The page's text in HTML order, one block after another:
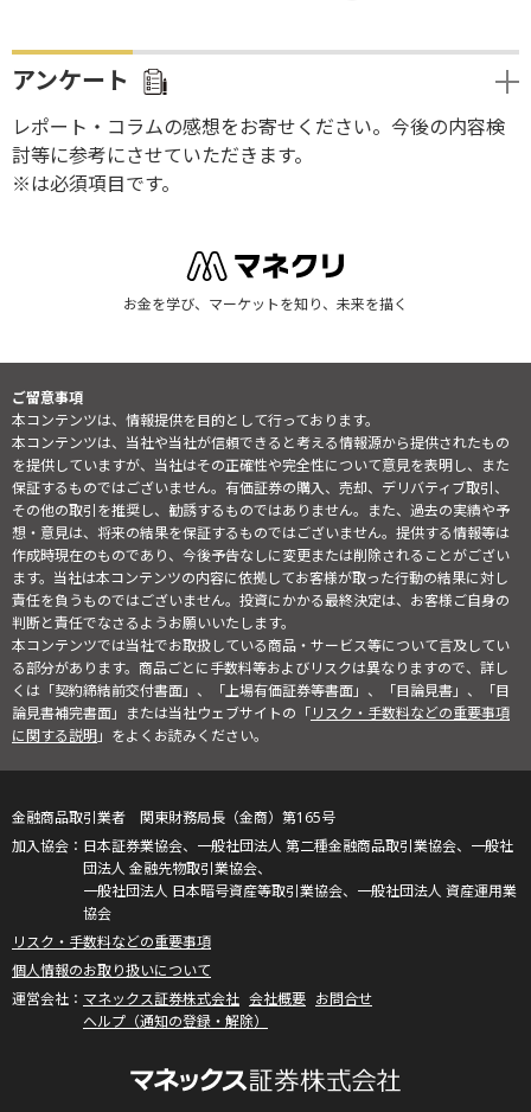
アンケート
レポート・コラムの感想をお寄せください。今後の内容検
討等に参考にさせていただきます。
※は必須項目です。
お金を学び、マーケットを知り、未来を描く
ご留意事項
本コンテンツは、情報提供を目的として行っております。
本コンテンツは、当社や当社が信頼できると考える情報源から提供されたもの
を提供していますが、当社はその正確性や完全性について意見を表明し、また
保証するものではございません。有価証券の購入、売却、デリバティブ取引、
その他の取引を推奨し、勧誘するものではありません。また、過去の実績や予
想・意見は、将来の結果を保証するものではございません。提供する情報等は
作成時現在のものであり、今後予告なしに変更または削除されることがござい
ます。当社は本コンテンツの内容に依拠してお客様が取った行動の結果に対し
責任を負うものではございません。投資にかかる最終決定は、お客様ご自身の
判断と責任でなさるようお願いいたします。
本コンテンツでは当社でお取扱している商品・サービス等について言及してい
る部分があります。商品ごとに手数料等およびリスクは異なりますので、詳し
くは「契約締結前交付書面」、「上場有価証券等書面」、「目論見書」、「目
論見書補完書面」または当社ウェブサイトの「リスク・手数料などの重要事項
に関する説明」をよくお読みください。
金融商品取引業者 関東財務局長（金商）第165号
日本証券業協会、一般社団法人 第二種金融商品取引業協会、一般社
団法人 金融先物取引業協会、
一般社団法人 日本暗号資産等取引業協会、一般社団法人 資産運用業
協会
リスク・手数料などの重要事項
個人情報のお取り扱いについて
マネックス証券株式会社 会社概要 お問合せ
ヘルプ（通知の登録・解除）